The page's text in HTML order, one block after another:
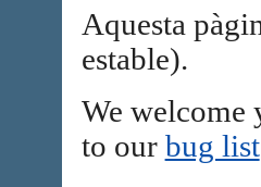
Aquesta
estable).
We welcome
to our bug list